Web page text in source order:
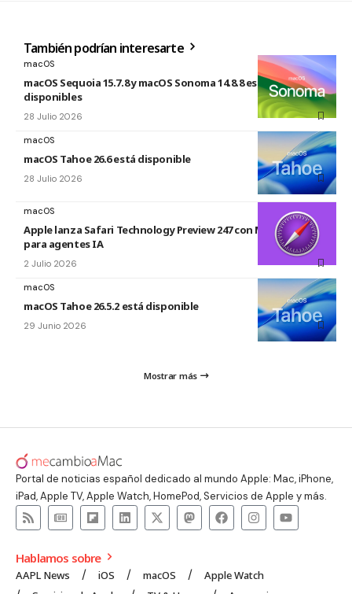
También podrían interesarte
macOS
macOS Sequoia 15.7.8 y macOS Sonoma 14.8.8 están
disponibles
28 Julio 2026
macOS
macOS Tahoe 26.6 está disponible
28 Julio 2026
macOS
Apple lanza Safari Technology Preview 247 con MCP Server
para agentes IA
2 Julio 2026
macOS
macOS Tahoe 26.5.2 está disponible
29 Junio 2026
Mostrar más
Portal de noticias español dedicado al mundo Apple: Mac, iPhone,
iPad, Apple TV, Apple Watch, HomePod, Servicios de Apple y más.
Hablamos sobre
AAPL News iOS macOS
Apple Watch